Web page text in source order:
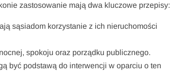
zastosowanie mają dwa kluczowe przepisy:
sąsiadom korzystanie z ich nieruchomości
spokoju oraz porządku publicznego.
być podstawą do interwencji w oparciu o ten